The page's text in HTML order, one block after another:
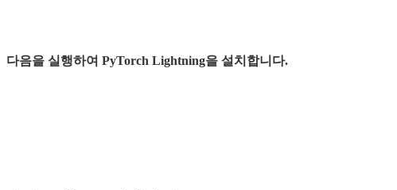
다음을 실행하여 PyTorch Lightning을 설치합니다.